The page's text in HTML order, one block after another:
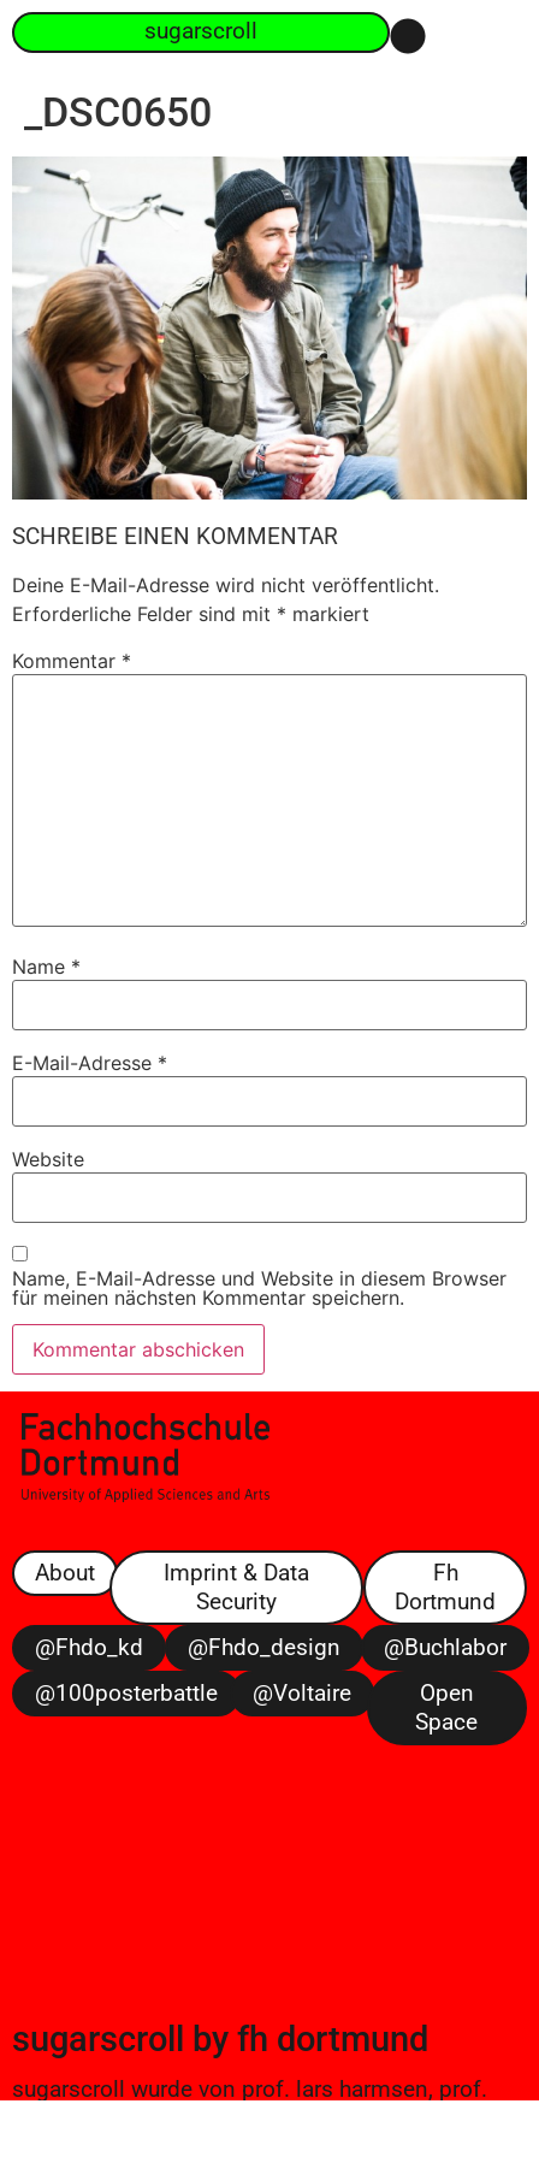
sugarscroll
_DSC0650
SCHREIBE EINEN KOMMENTAR
Deine E-Mail-Adresse wird nicht veröffentlicht.
Erforderliche Felder sind mit * markiert
Kommentar *
Name *
E-Mail-Adresse *
Website
Name, E-Mail-Adresse und Website in diesem Browser
für meinen nächsten Kommentar speichern.
About
Imprint & Data
Security
Fh
Dortmund
@fhdo_kd
@fhdo_design
@buchlabor
@100posterbattle
@voltaire
Open
Space
sugarscroll by fh dortmund
sugarscroll wurde von prof. lars harmsen, prof.